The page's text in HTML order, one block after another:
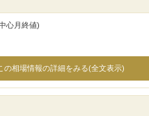
心月終値)
の相場情報の詳細をみる(全文表示)